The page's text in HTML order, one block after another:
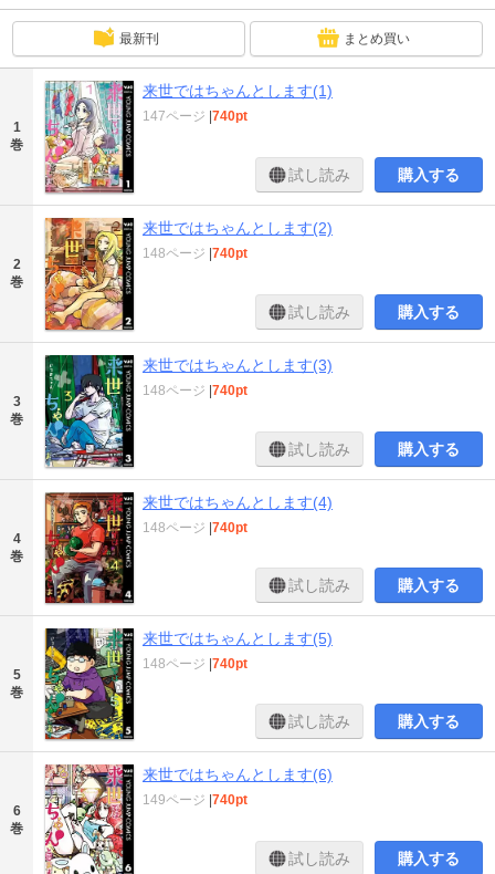
最新刊 まとめ買い
1
巻
来世ではちゃんとします(1)
147ページ 740pt
試し読み 購入する
2
巻
来世ではちゃんとします(2)
148ページ 740pt
試し読み 購入する
3
巻
来世ではちゃんとします(3)
148ページ 740pt
試し読み 購入する
4
巻
来世ではちゃんとします(4)
148ページ 740pt
試し読み 購入する
5
巻
来世ではちゃんとします(5)
148ページ 740pt
試し読み 購入する
6
巻
来世ではちゃんとします(6)
149ページ 740pt
試し読み 購入する